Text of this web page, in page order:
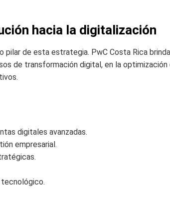
hacia la digitalización
pilar de esta estrategia. PwC Costa Rica brinda
de transformación digital, en la optimización
digitales avanzadas.
empresarial.